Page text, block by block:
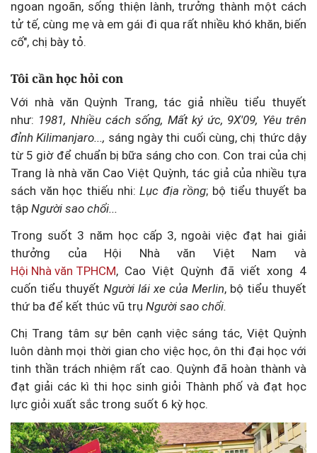
ngoan ngoãn, sống thiện lành, trưởng thành một cách
tử tế, cùng mẹ và em gái đi qua rất nhiều khó khăn, biến
cố", chị bày tỏ.
Tôi cần học hỏi con
Với nhà văn Quỳnh Trang, tác giả nhiều tiểu thuyết
như: 1981, Nhiều cách sống, Mất ký ức, 9X'09, Yêu trên
đỉnh Kilimanjaro..., sáng ngày thi cuối cùng, chị thức dậy
từ 5 giờ để chuẩn bị bữa sáng cho con. Con trai của chị
Trang là nhà văn Cao Việt Quỳnh, tác giả của nhiều tựa
sách văn học thiếu nhi:Lục địa rồng; bộ tiểu thuyết ba
tập Người sao chổi...
Trong suốt 3 năm học cấp 3, ngoài việc đạt hai giải
thưởng của Hội Nhà văn Việt Nam và
Hội Nhà văn TPHCM, Cao Việt Quỳnh đã viết xong 4
cuốn tiểu thuyết Người lái xe của Merlin, bộ tiểu thuyết
thứ ba để kết thúc vũ trụ Người sao chổi.
Chị Trang tâm sự bên cạnh việc sáng tác, Việt Quỳnh
luôn dành mọi thời gian cho việc học, ôn thi đại học với
tinh thần trách nhiệm rất cao. Quỳnh đã hoàn thành và
đạt giải các kì thi học sinh giỏi Thành phố và đạt học
lực giỏi xuất sắc trong suốt 6 kỳ học.